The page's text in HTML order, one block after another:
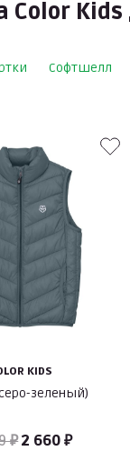
Софтшелл
KIDS
зеленый)
₽2 660 ₽